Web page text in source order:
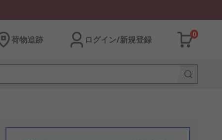
荷物追跡 ログイン/新規登録
0